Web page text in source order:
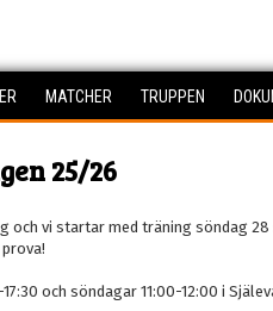
MATCHER TRUPPEN
25/26
och vi startar med träning söndag
och söndagar 11:00-12:00 i